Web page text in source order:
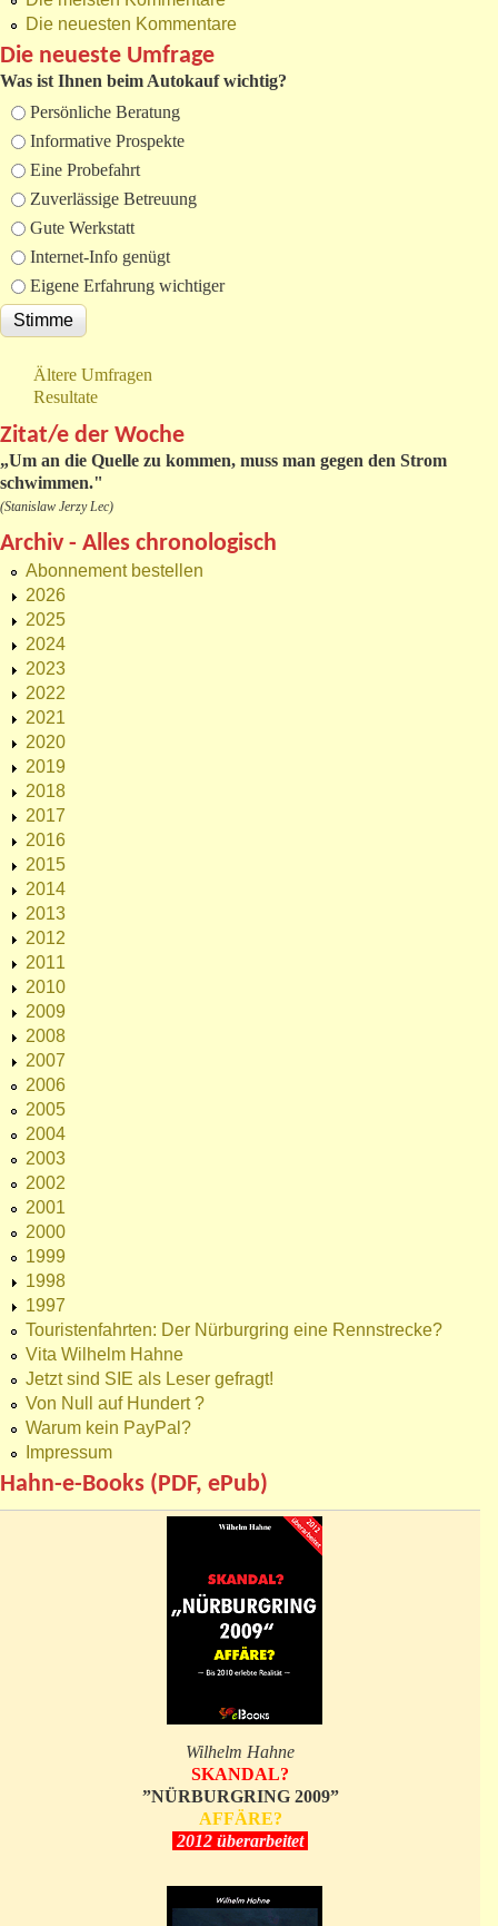
Die neuesten Kommentare
Die neueste Umfrage
Was ist Ihnen beim Autokauf wichtig?
Auswahlmöglichkeiten
Persönliche Beratung
Informative Prospekte
Eine Probefahrt
Zuverlässige Betreuung
Gute Werkstatt
Internet-Info genügt
Eigene Erfahrung wichtiger
Ältere Umfragen
Resultate
Zitat/e der Woche
„Um an die Quelle zu kommen, muss man gegen den Strom
schwimmen."
(Stanislaw Jerzy Lec)
Archiv - Alles chronologisch
Abonnement bestellen
2026
2025
2024
2023
2022
2021
2020
2019
2018
2017
2016
2015
2014
2013
2012
2011
2010
2009
2008
2007
2006
2005
2004
2003
2002
2001
2000
1999
1998
1997
Touristenfahrten: Der Nürburgring eine Rennstrecke?
Vita Wilhelm Hahne
Jetzt sind SIE als Leser gefragt!
Von Null auf Hundert ?
Warum kein PayPal?
Impressum
Hahn-e-Books (PDF, ePub)
Wilhelm Hahne
SKANDAL?
”NÜRBURGRING 2009”
AFFÄRE?
2012 überarbeitet